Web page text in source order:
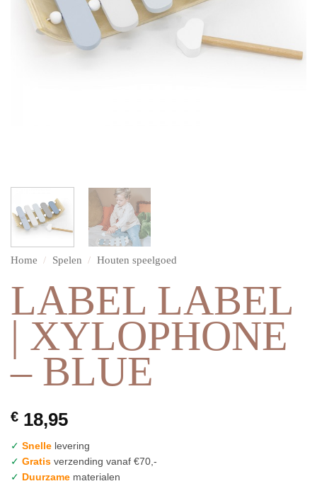
Home / Spelen / Houten speelgoed
LABEL LABEL
| XYLOPHONE
– BLUE
€ 18,95
✓ Snelle levering
✓ Gratis verzending vanaf €70,-
✓ Duurzame materialen